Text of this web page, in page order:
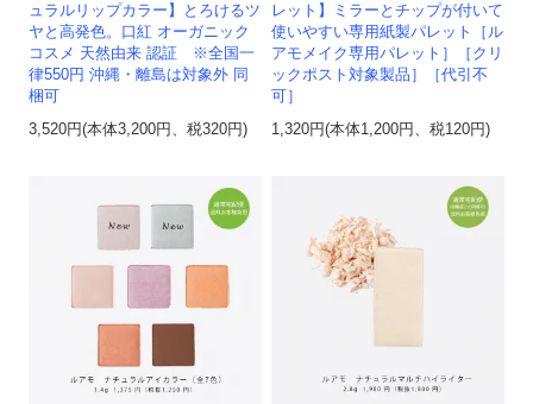
ュラルリップカラー】とろけるツ
ヤと高発色。口紅 オーガニック
コスメ 天然由来 認証 ※全国一
律550円 沖縄・離島は対象外 同
梱可
3,520円(本体3,200円、税320円)
レット】ミラーとチップが付いて
使いやすい専用紙製パレット［ル
アモメイク専用パレット］［クリ
ックポスト対象製品］［代引不
可］
1,320円(本体1,200円、税120円)